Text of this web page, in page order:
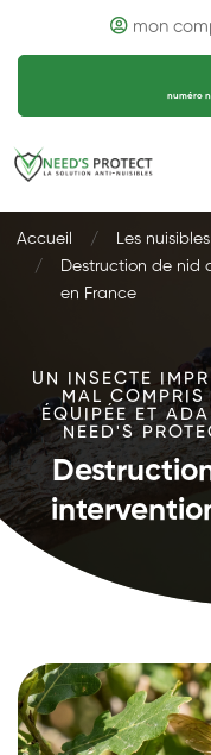
mon
numéro
Accueil
Les nuisibles
Destruction de nid
en France
UN INSECTE
MAL COMPRIS
ÉQUIPÉE ET
NEED'S